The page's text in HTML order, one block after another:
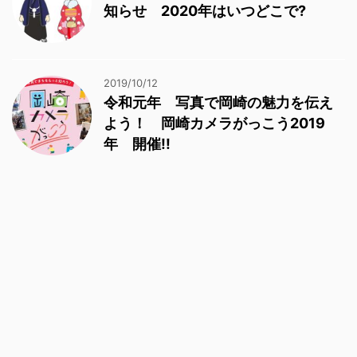
知らせ 2020年はいつどこで?
2019/10/12
令和元年 写真で岡崎の魅力を伝え
よう！ 岡崎カメラがっこう2019
年 開催!!